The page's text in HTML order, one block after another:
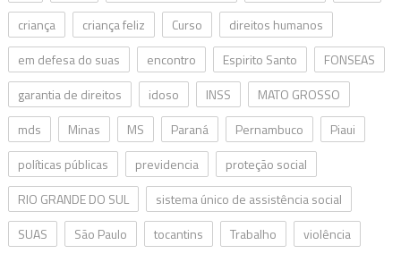
criança
criança feliz Curso
direitos humanos
em defesa do suas
encontro Espirito Santo
FONSEAS
garantia de direitos
idoso INSS
MATO GROSSO
mds
Minas MS Paraná Pernambuco
Piaui
políticas públicas
previdencia
proteção social
RIO GRANDE DO SUL
sistema único de assistência social
SUAS
São Paulo tocantins Trabalho violência